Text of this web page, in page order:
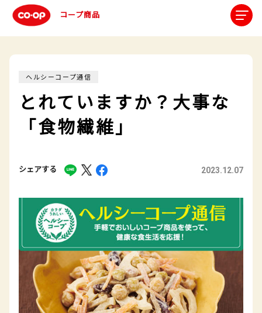
コープ商品
ヘルシーコープ通信
とれていますか？大事な
「食物繊維」
シェアする 2023.12.07